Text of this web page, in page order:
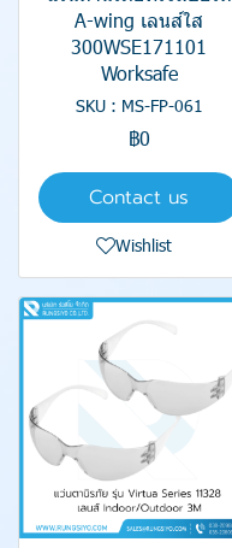
A-wing เลนส์ใส
300WSE171101
Worksafe
SKU : MS-FP-061
฿0
Contact us
Wishlist